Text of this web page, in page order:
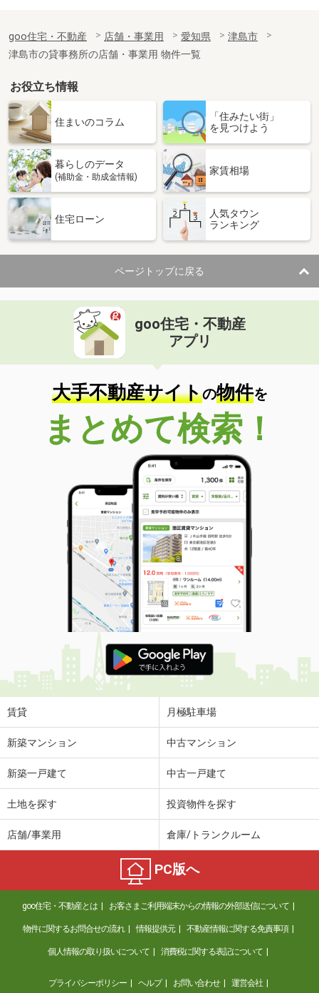
goo住宅・不動産 店舗・事業用 愛知県
津島市
津島市の貸事務所の店舗・事業用 物件一覧
お役立ち情報
住まいのコラム
「住みたい街」
を見つけよう
暮らしのデータ
(補助金・助成金情報)
家賃相場
住宅ローン
人気タウン
ランキング
ページトップに戻る
goo住宅・不動産
アプリ
大手不動産サイトの物件を
まとめて検索！
賃貸 月極駐車場
新築マンション 中古マンション
新築一戸建て 中古一戸建て
土地を探す 投資物件を探す
店舗/事業用 倉庫/トランクルーム
PC版へ
goo住宅・不動産とは お客さまご利用端末からの情報の外部送信について
物件に関するお問合せの流れ 情報提供元 不動産情報に関する免責事項
個人情報の取り扱いについて 消費税に関する表記について
プライバシーポリシー ヘルプ お問い合わせ 運営会社